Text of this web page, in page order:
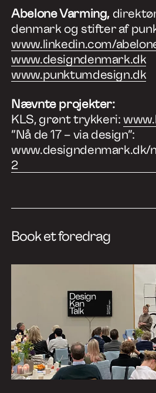
Abelone Varming,
denmark og stifter af
www.linkedin.com/
www.designdenmark.dk
www.punktumdesign.dk
Nævnte projekter:
KLS, grønt trykkeri:
”Nå de 17 – via design”:
www.designdenmark.dk/
2
Book et foredrag